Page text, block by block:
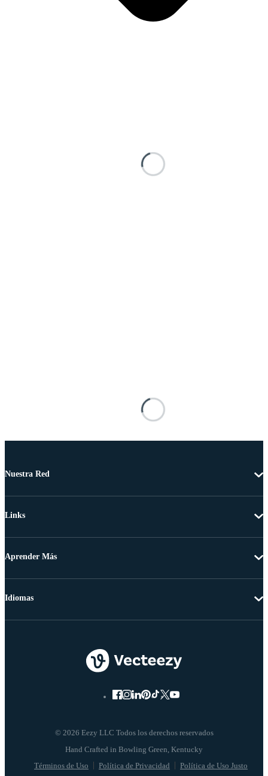
Nuestra Red
Links
Aprender Más
© 2026 Eezy LLC Todos los derechos reservados
Términos de Uso Política de Privacidad Política de Uso Justo
Idiomas